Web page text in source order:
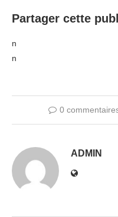
Partager cette
n
n
0
ADMIN